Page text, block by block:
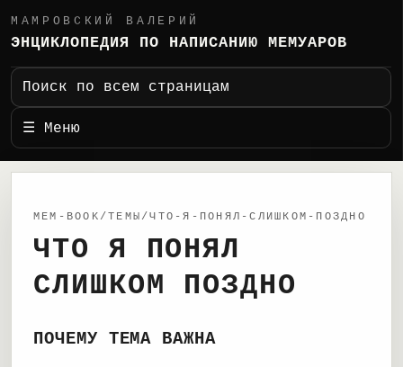
МАМРОВСКИЙ ВАЛЕРИЙ
ЭНЦИКЛОПЕДИЯ ПО НАПИСАНИЮ МЕМУАРОВ
Поиск по всем страницам
☰ Меню
MEM-BOOK/ТЕМЫ/ЧТО-Я-ПОНЯЛ-СЛИШКОМ-ПОЗДНО
ЧТО Я ПОНЯЛ
СЛИШКОМ ПОЗДНО
ПОЧЕМУ ТЕМА ВАЖНА